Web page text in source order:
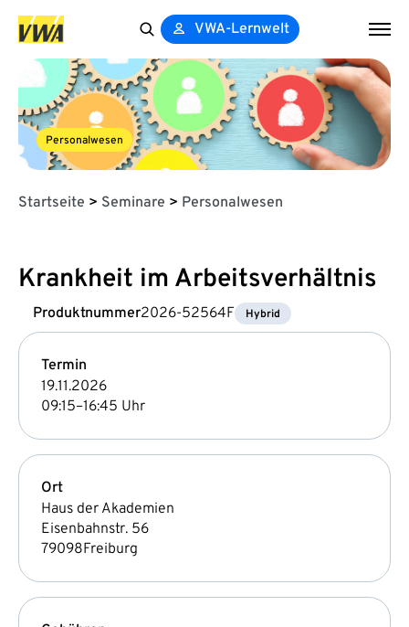
for:
VWA-Lernwelt
Personalwesen
Startseite > Seminare > Personalwesen
Krankheit im Arbeitsverhältnis
Produktnummer2026-52564F Hybrid
Termin
19.11.2026
09:15–16:45 Uhr
Ort
Haus der Akademien
Eisenbahnstr. 56
79098Freiburg